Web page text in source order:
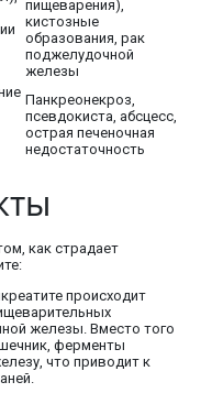
пищеварения),
кистозные
образования, рак
поджелудочной
железы
Панкреонекроз,
псевдокиста, абсцесс,
острая печеночная
недостаточность
как страдает
происходит
железы. Вместо того
ферменты
что приводит к